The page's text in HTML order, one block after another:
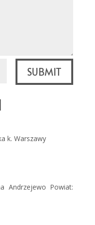
SUBMIT
k. Warszawy
Andrzejewo Powiat: